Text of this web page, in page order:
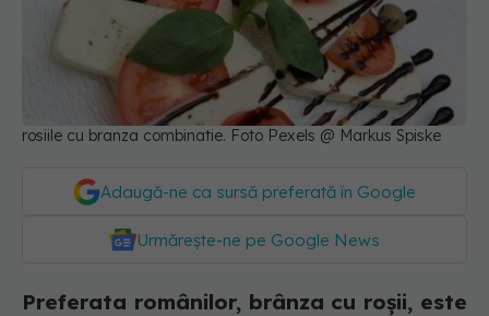
rosiile cu branza combinatie. Foto Pexels @ Markus Spiske
Adaugă-ne ca sursă preferată în Google
Urmărește-ne pe Google News
Preferata românilor, brânza cu roșii, este